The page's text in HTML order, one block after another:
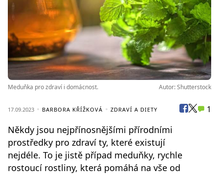
Meduňka pro zdraví i domácnost. Autor: Shutterstock
17.09.2023 BARBORA KŘÍŽKOVÁ ZDRAVÍ A DIETY 1
Někdy jsou nejpřínosnějšími přírodními
prostředky pro zdraví ty, které existují
nejdéle. To je jistě případ meduňky, rychle
rostoucí rostliny, která pomáhá na vše od